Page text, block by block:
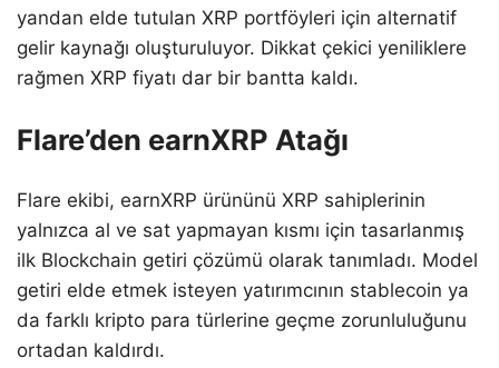
yandan elde tutulan XRP portföyleri için alternatif
gelir kaynağı oluşturuluyor. Dikkat çekici yeniliklere
rağmen XRP fiyatı dar bir bantta kaldı.
Flare’den earnXRP Atağı
Flare ekibi, earnXRP ürününü XRP sahiplerinin
yalnızca al ve sat yapmayan kısmı için tasarlanmış
ilk Blockchain getiri çözümü olarak tanımladı. Model
getiri elde etmek isteyen yatırımcının stablecoin ya
da farklı kripto para türlerine geçme zorunluluğunu
ortadan kaldırdı.